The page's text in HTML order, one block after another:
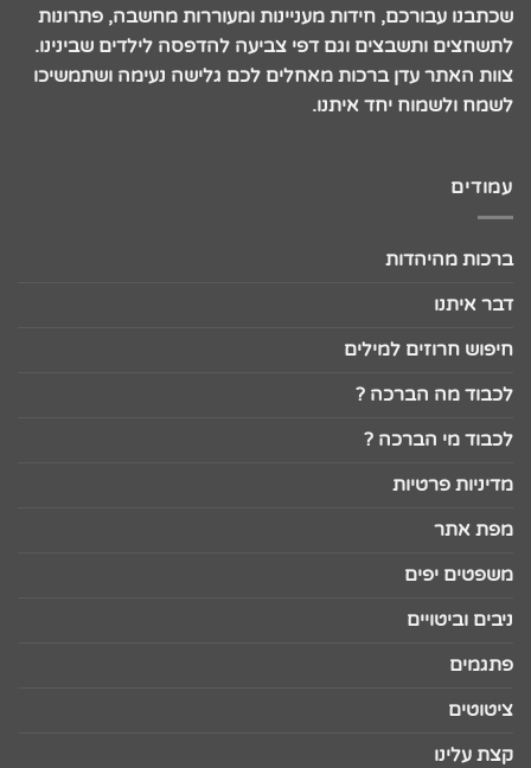
שכתבנו עבורכם, חידות מעניינות ומעוררות מחשבה, פתרונות
לתשחצים ותשבצים וגם דפי צביעה להדפסה לילדים שבינינו.
צוות האתר עדן ברכות מאחלים לכם גלישה נעימה ושתמשיכו
לשמח ולשמוח יחד איתנו.
עמודים
ברכות מהיהדות
דבר איתנו
חיפוש חרוזים למילים
לכבוד מה הברכה ?
לכבוד מי הברכה ?
מדיניות פרטיות
מפת אתר
משפטים יפים
ניבים וביטויים
פתגמים
ציטוטים
קצת עלינו